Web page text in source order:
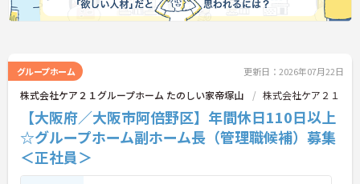
グループホーム 更新日：2026年07月22日
株式会社ケア２１グループホーム たのしい家帝塚山 株式会社ケア２１
【大阪府／大阪市阿倍野区】年間休日110日以上
☆グループホーム副ホーム長（管理職候補）募集
＜正社員＞